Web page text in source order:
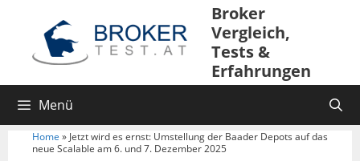
Broker
Vergleich,
Tests &
Erfahrungen
Menü
Home » Jetzt wird es ernst: Umstellung der Baader Depots auf das
neue Scalable am 6. und 7. Dezember 2025